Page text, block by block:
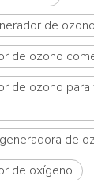
de ozono
de ozono
de ozono
de
de oxígeno